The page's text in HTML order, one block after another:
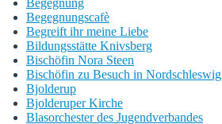
Begegnungscafè
Begreift ihr meine Liebe
Bildungsstätte Knivsberg
Bischöfin Nora Steen
Bischöfin zu Besuch in Nordschleswig
Bjolderup
Bjolderuper Kirche
Blasorchester des Jugendverbandes